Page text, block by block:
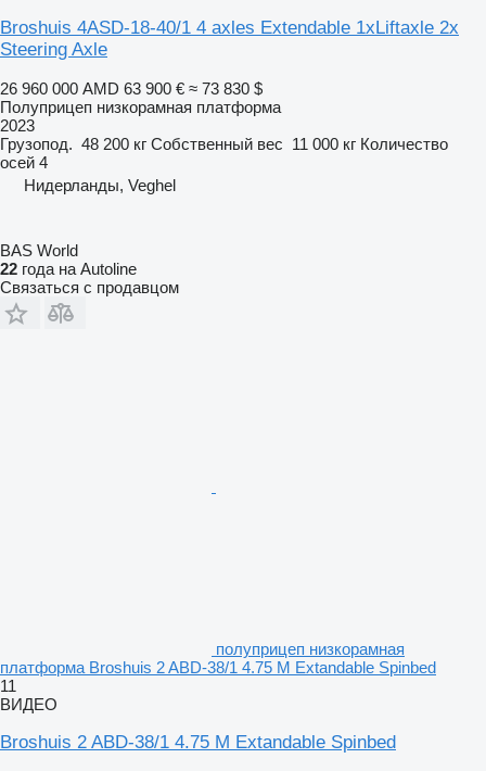
Broshuis 4ASD-18-40/1 4 axles Extendable 1xLiftaxle 2x
Steering Axle
26 960 000 AMD 63 900 € ≈ 73 830 $
Полуприцеп низкорамная платформа
2023
Грузопод. 48 200 кг Собственный вес 11 000 кг Количество
осей 4
Нидерланды, Veghel
BAS World
22 года на Autoline
Связаться с продавцом
полуприцеп низкорамная
платформа Broshuis 2 ABD-38/1 4.75 M Extandable Spinbed
11
ВИДЕО
Broshuis 2 ABD-38/1 4.75 M Extandable Spinbed